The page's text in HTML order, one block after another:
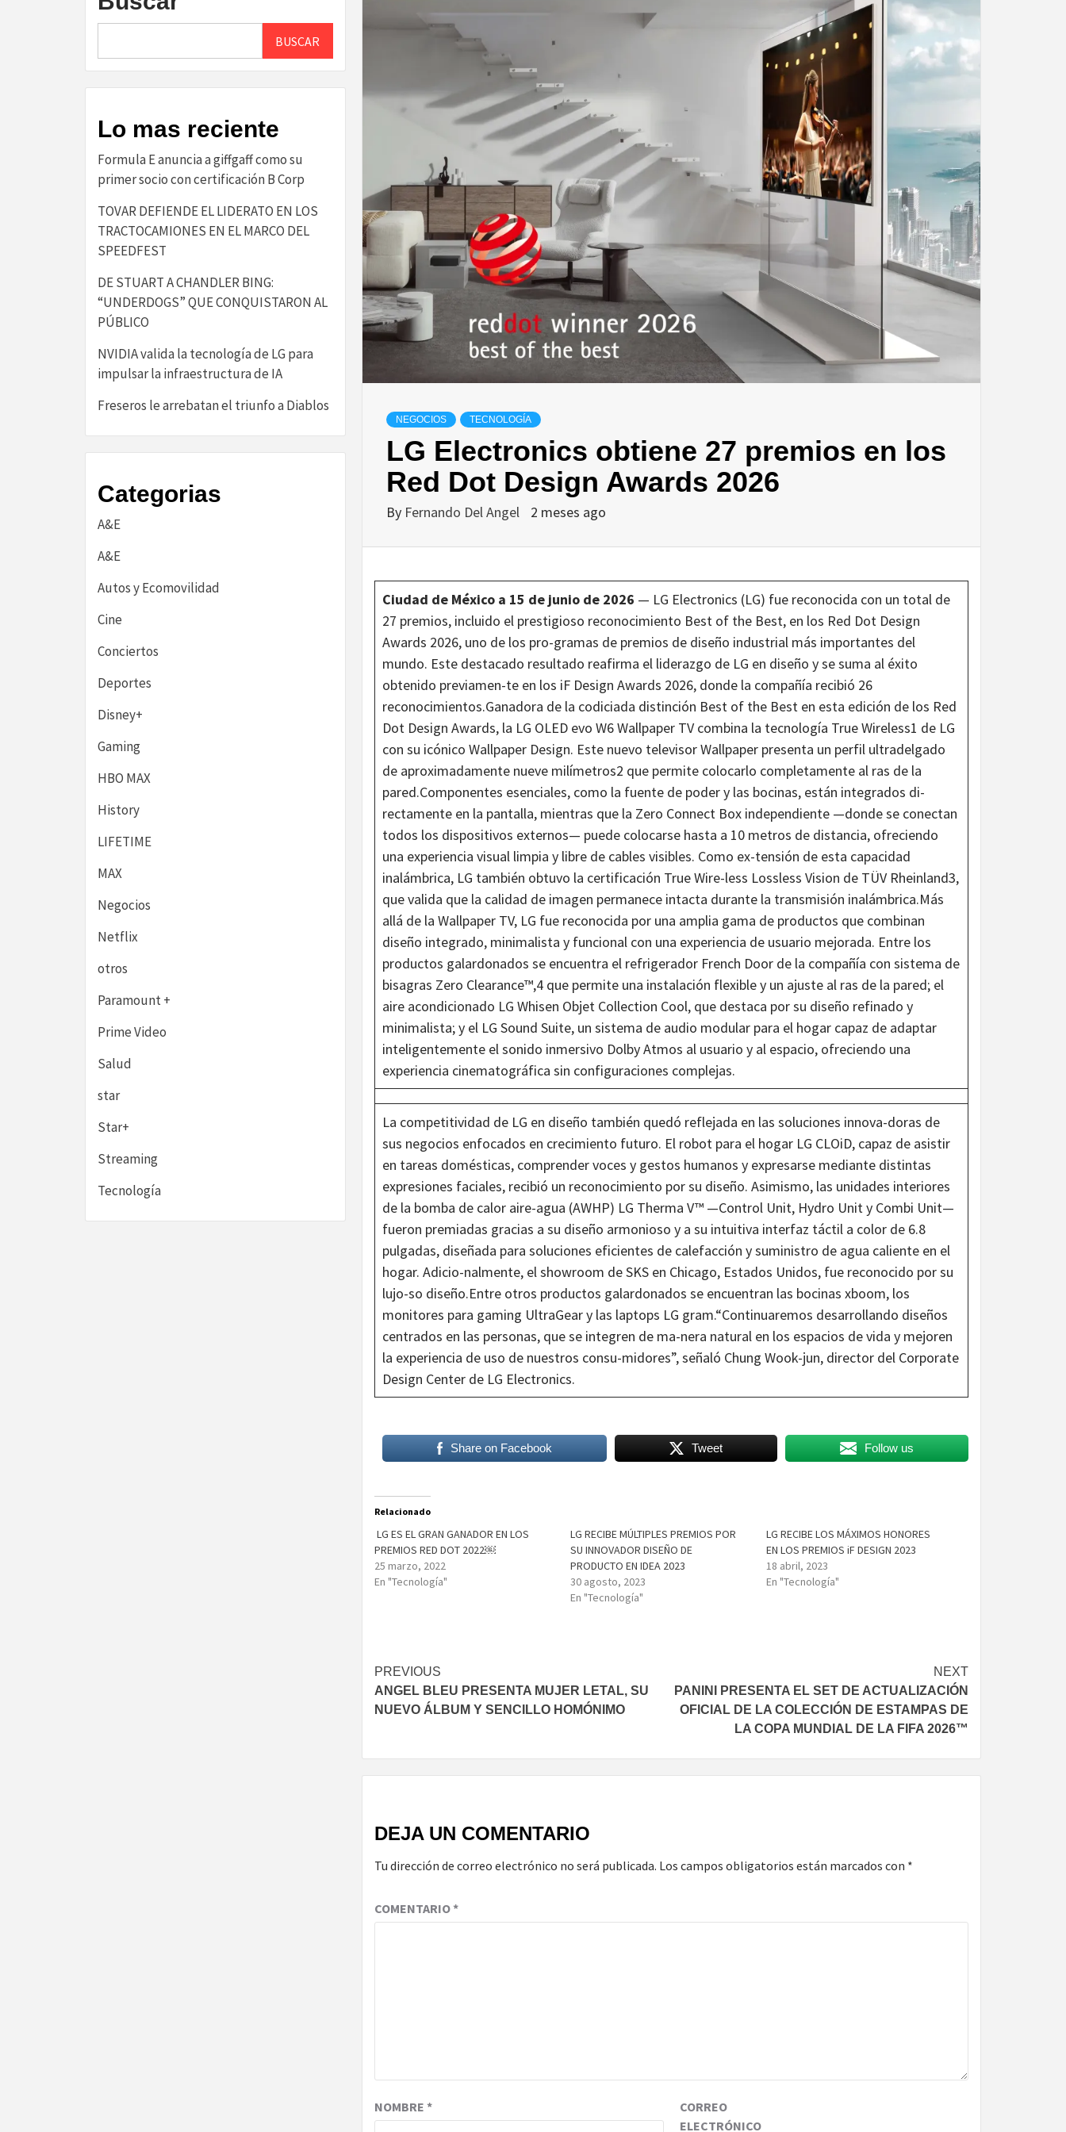
NEGOCIOS TECNOLOGÍA
LG Electronics obtiene 27 premios en los
Red Dot Design Awards 2026
By Fernando Del Angel 2 meses ago
Ciudad de México a 15 de junio de 2026 — LG Electronics (LG) fue reconocida con un total de
27 premios, incluido el prestigioso reconocimiento Best of the Best, en los Red Dot Design
Awards 2026, uno de los pro-gramas de premios de diseño industrial más importantes del
mundo. Este destacado resultado reafirma el liderazgo de LG en diseño y se suma al éxito
obtenido previamen-te en los iF Design Awards 2026, donde la compañía recibió 26
reconocimientos.Ganadora de la codiciada distinción Best of the Best en esta edición de los Red
Dot Design Awards, la LG OLED evo W6 Wallpaper TV combina la tecnología True Wireless1 de LG
con su icónico Wallpaper Design. Este nuevo televisor Wallpaper presenta un perfil ultradelgado
de aproximadamente nueve milímetros2 que permite colocarlo completamente al ras de la
pared.Componentes esenciales, como la fuente de poder y las bocinas, están integrados di-
rectamente en la pantalla, mientras que la Zero Connect Box independiente —donde se conectan
todos los dispositivos externos— puede colocarse hasta a 10 metros de distancia, ofreciendo
una experiencia visual limpia y libre de cables visibles. Como ex-tensión de esta capacidad
inalámbrica, LG también obtuvo la certificación True Wire-less Lossless Vision de TÜV Rheinland3,
que valida que la calidad de imagen permanece intacta durante la transmisión inalámbrica.Más
allá de la Wallpaper TV, LG fue reconocida por una amplia gama de productos que combinan
diseño integrado, minimalista y funcional con una experiencia de usuario mejorada. Entre los
productos galardonados se encuentra el refrigerador French Door de la compañía con sistema de
bisagras Zero Clearance™,4 que permite una instalación flexible y un ajuste al ras de la pared; el
aire acondicionado LG Whisen Objet Collection Cool, que destaca por su diseño refinado y
minimalista; y el LG Sound Suite, un sistema de audio modular para el hogar capaz de adaptar
inteligentemente el sonido inmersivo Dolby Atmos al usuario y al espacio, ofreciendo una
experiencia cinematográfica sin configuraciones complejas.
La competitividad de LG en diseño también quedó reflejada en las soluciones innova-doras de
sus negocios enfocados en crecimiento futuro. El robot para el hogar LG CLOiD, capaz de asistir
en tareas domésticas, comprender voces y gestos humanos y expresarse mediante distintas
expresiones faciales, recibió un reconocimiento por su diseño. Asimismo, las unidades interiores
de la bomba de calor aire-agua (AWHP) LG Therma V™ —Control Unit, Hydro Unit y Combi Unit—
fueron premiadas gracias a su diseño armonioso y a su intuitiva interfaz táctil a color de 6.8
pulgadas, diseñada para soluciones eficientes de calefacción y suministro de agua caliente en el
hogar. Adicio-nalmente, el showroom de SKS en Chicago, Estados Unidos, fue reconocido por su
lujo-so diseño.Entre otros productos galardonados se encuentran las bocinas xboom, los
monitores para gaming UltraGear y las laptops LG gram.“Continuaremos desarrollando diseños
centrados en las personas, que se integren de ma-nera natural en los espacios de vida y mejoren
la experiencia de uso de nuestros consu-midores”, señaló Chung Wook-jun, director del Corporate
Design Center de LG Electronics.
Share on Facebook Tweet Follow us
Relacionado
LG ES EL GRAN GANADOR EN LOS
PREMIOS RED DOT 2022￼
25 marzo, 2022
En "Tecnología"
LG RECIBE MÚLTIPLES PREMIOS POR
SU INNOVADOR DISEÑO DE
PRODUCTO EN IDEA 2023
30 agosto, 2023
En "Tecnología"
LG RECIBE LOS MÁXIMOS HONORES
EN LOS PREMIOS iF DESIGN 2023
18 abril, 2023
En "Tecnología"
Post
navigation
PREVIOUS
ANGEL BLEU PRESENTA MUJER LETAL, SU
NUEVO ÁLBUM Y SENCILLO HOMÓNIMO
NEXT
PANINI PRESENTA EL SET DE ACTUALIZACIÓN
OFICIAL DE LA COLECCIÓN DE ESTAMPAS DE
LA COPA MUNDIAL DE LA FIFA 2026™
DEJA UN COMENTARIO
Tu dirección de correo electrónico no será publicada. Los campos obligatorios están marcados con *
COMENTARIO*
NOMBRE *
CORREO
ELECTRÓNICO
BUSCAR
Lo mas reciente
​Formula E anuncia a giffgaff como su
primer socio con certificación B Corp​
TOVAR DEFIENDE EL LIDERATO EN LOS
TRACTOCAMIONES EN EL MARCO DEL
SPEEDFEST
DE STUART A CHANDLER BING:
“UNDERDOGS” QUE CONQUISTARON AL
PÚBLICO
NVIDIA valida la tecnología de LG para
impulsar la infraestructura de IA
Freseros le arrebatan el triunfo a Diablos
Categorias
A&E
A&E
Autos y Ecomovilidad
Cine
Conciertos
Deportes
Disney+
Gaming
HBO MAX
History
LIFETIME
MAX
Negocios
Netflix
otros
Paramount +
Prime Video
Salud
star
Star+
Streaming
Tecnología